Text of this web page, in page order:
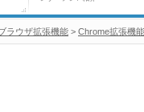
ラウザ拡張機能 > Chrome拡張機能